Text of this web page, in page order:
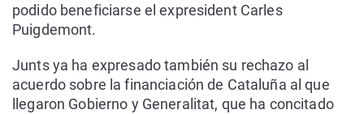
podido beneficiarse el expresident Carles
Puigdemont.
Junts ya ha expresado también su rechazo al
acuerdo sobre la financiación de Cataluña al que
llegaron Gobierno y Generalitat, que ha concitado